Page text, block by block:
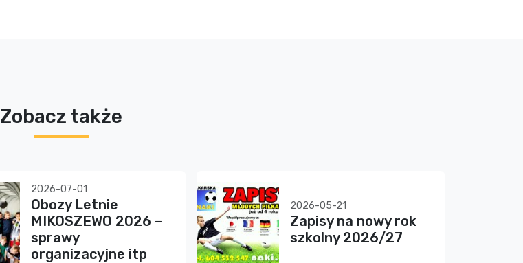
Zobacz także
2026-07-01
Obozy Letnie
MIKOSZEWO 2026 –
sprawy
organizacyjne itp
2026-05-21
Zapisy na nowy rok
szkolny 2026/27